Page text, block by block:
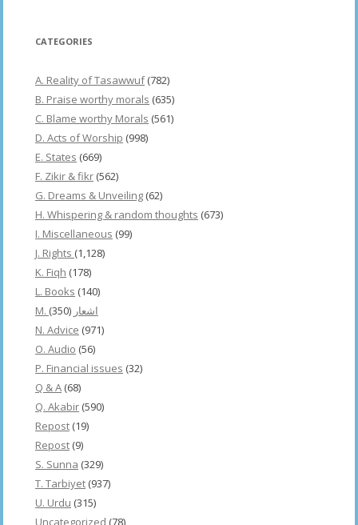
CATEGORIES
A. Reality of Tasawwuf(782)
B. Praise worthy morals (635)
C. Blame worthy Morals (561)
D. Acts of Worship (998)
E. States (669)
F. Zikir & fikr (562)
G. Dreams & Unveiling (62)
H. Whispering & random thoughts (673)
I. Miscellaneous (99)
J. Rights (1,128)
K. Fiqh (178)
L. Books (140)
M. اشعار (350)
N. Advice (971)
O. Audio (56)
P. Financial issues (32)
Q & A (68)
Q. Akabir (590)
Repost (19)
Repost (9)
S. Sunna (329)
T. Tarbiyet (937)
U. Urdu (315)
Uncategorized (78)